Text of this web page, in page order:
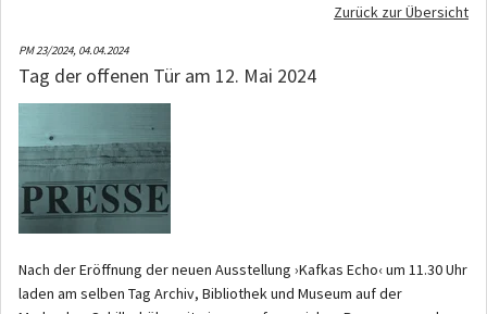
Zurück zur Übersicht
PM 23/2024, 04.04.2024
Tag der offenen Tür am 12. Mai 2024
Nach der Eröffnung der neuen Ausstellung ›Kafkas Echo‹ um 11.30 Uhr
laden am selben Tag Archiv, Bibliothek und Museum auf der